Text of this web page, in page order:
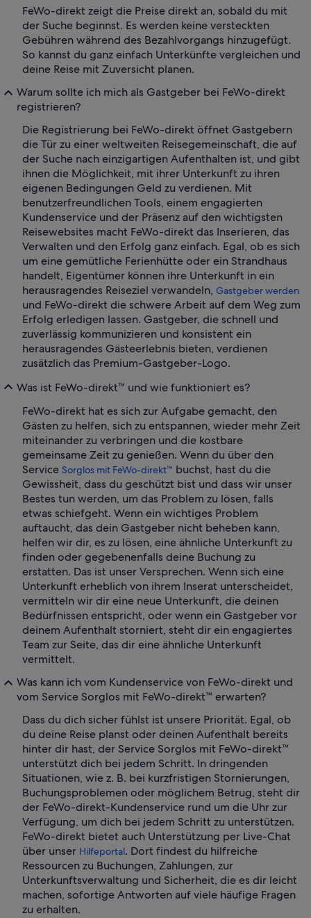
FeWo-direkt zeigt die Preise direkt an, sobald du mit
der Suche beginnst. Es werden keine versteckten
Gebühren während des Bezahlvorgangs hinzugefügt.
So kannst du ganz einfach Unterkünfte vergleichen und
deine Reise mit Zuversicht planen.
Warum sollte ich mich als Gastgeber bei FeWo-direkt
registrieren?
Die Registrierung bei FeWo-direkt öffnet Gastgebern
die Tür zu einer weltweiten Reisegemeinschaft, die auf
der Suche nach einzigartigen Aufenthalten ist, und gibt
ihnen die Möglichkeit, mit ihrer Unterkunft zu ihren
eigenen Bedingungen Geld zu verdienen. Mit
benutzerfreundlichen Tools, einem engagierten
Kundenservice und der Präsenz auf den wichtigsten
Reisewebsites macht FeWo-direkt das Inserieren, das
Verwalten und den Erfolg ganz einfach. Egal, ob es sich
um eine gemütliche Ferienhütte oder ein Strandhaus
handelt, Eigentümer können ihre Unterkunft in ein
herausragendes Reiseziel verwandeln, Gastgeber werden
und FeWo-direkt die schwere Arbeit auf dem Weg zum
Erfolg erledigen lassen. Gastgeber, die schnell und
zuverlässig kommunizieren und konsistent ein
herausragendes Gästeerlebnis bieten, verdienen
zusätzlich das Premium-Gastgeber-Logo.
Was ist FeWo-direkt™ und wie funktioniert es?
FeWo-direkt hat es sich zur Aufgabe gemacht, den
Gästen zu helfen, sich zu entspannen, wieder mehr Zeit
miteinander zu verbringen und die kostbare
gemeinsame Zeit zu genießen. Wenn du über den
Service Sorglos mit FeWo-direkt™ buchst, hast du die
Gewissheit, dass du geschützt bist und dass wir unser
Bestes tun werden, um das Problem zu lösen, falls
etwas schiefgeht. Wenn ein wichtiges Problem
auftaucht, das dein Gastgeber nicht beheben kann,
helfen wir dir, es zu lösen, eine ähnliche Unterkunft zu
finden oder gegebenenfalls deine Buchung zu
erstatten. Das ist unser Versprechen. Wenn sich eine
Unterkunft erheblich von ihrem Inserat unterscheidet,
vermitteln wir dir eine neue Unterkunft, die deinen
Bedürfnissen entspricht, oder wenn ein Gastgeber vor
deinem Aufenthalt storniert, steht dir ein engagiertes
Team zur Seite, das dir eine ähnliche Unterkunft
vermittelt.
Was kann ich vom Kundenservice von FeWo-direkt und
vom Service Sorglos mit FeWo-direkt™ erwarten?
Dass du dich sicher fühlst ist unsere Priorität. Egal, ob
du deine Reise planst oder deinen Aufenthalt bereits
hinter dir hast, der Service Sorglos mit FeWo-direkt™
unterstützt dich bei jedem Schritt. In dringenden
Situationen, wie z. B. bei kurzfristigen Stornierungen,
Buchungsproblemen oder möglichem Betrug, steht dir
der FeWo-direkt-Kundenservice rund um die Uhr zur
Verfügung, um dich bei jedem Schritt zu unterstützen.
FeWo-direkt bietet auch Unterstützung per Live-Chat
über unser Hilfeportal. Dort findest du hilfreiche
Ressourcen zu Buchungen, Zahlungen, zur
Unterkunftsverwaltung und Sicherheit, die es dir leicht
machen, sofortige Antworten auf viele häufige Fragen
zu erhalten.